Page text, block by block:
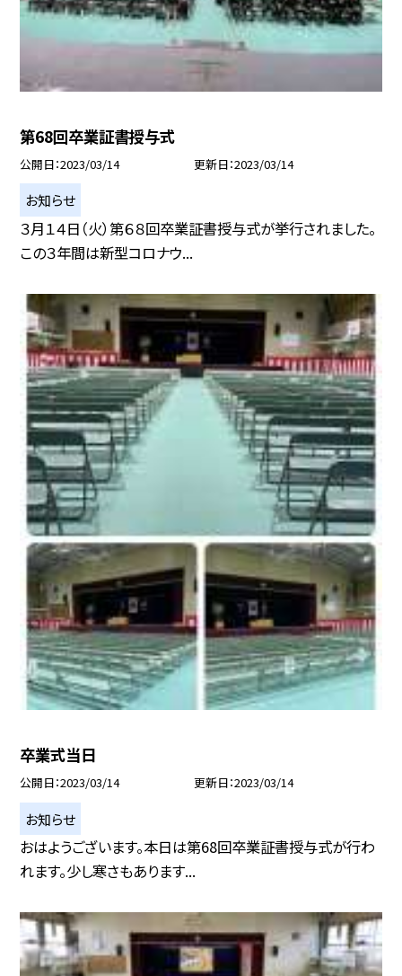
第68回卒業証書授与式
公開日 2023/03/14 更新日 2023/03/14
お知らせ
３月１４日（火）第６８回卒業証書授与式が挙行されました。
この３年間は新型コロナウ...
卒業式当日
公開日 2023/03/14 更新日 2023/03/14
お知らせ
おはようございます。本日は第68回卒業証書授与式が行わ
れます。少し寒さもあります...